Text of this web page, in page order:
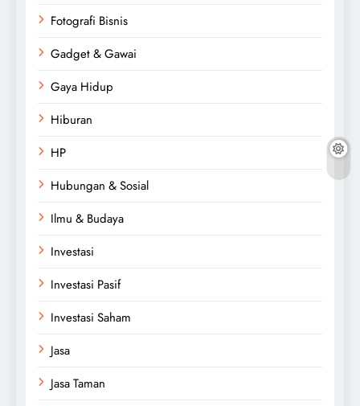
Fotografi Bisnis
Gadget & Gawai
Gaya Hidup
Hiburan
HP
Hubungan & Sosial
Ilmu & Budaya
Investasi
Investasi Pasif
Investasi Saham
Jasa
Jasa Taman